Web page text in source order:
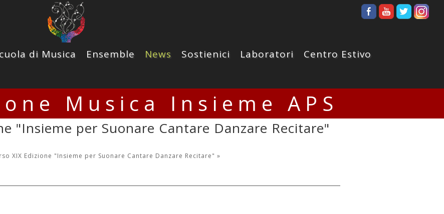
di Musica Ensemble News Sostienici Laboratori
Centro Estivo
Musica Insieme APS
"Insieme per Suonare Cantare Danzare Recitare"
XIX Edizione "Insieme per Suonare Cantare Danzare Recitare" »